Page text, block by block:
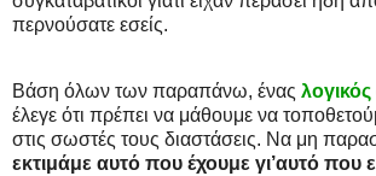
περνούσατε εσείς.
Βάση όλων των παραπάνω, ένας
έλεγε ότι πρέπει να μάθουμε να
στις σωστές τους διαστάσεις. Να μη
εκτιμάμε αυτό που έχουμε γι’αυτό που